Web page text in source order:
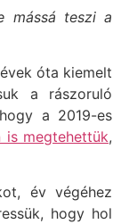
mássá teszi a
óta kiemelt
a rászoruló
a 2019-es
is megtehettük,
év végéhez
hogy hol